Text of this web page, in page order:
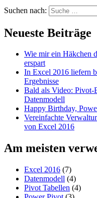
Suchen nach:
Neueste Beiträge
Wie mir ein Häkchen
erspart
In Excel 2016 liefern
Ergebnisse
Bald als Video: Pivot-
Datenmodell
Happy Birthday,
Vereinfachte
von Excel 2016
Am meisten
Excel 2016 (7)
Datenmodell (4)
Pivot Tabellen (4)